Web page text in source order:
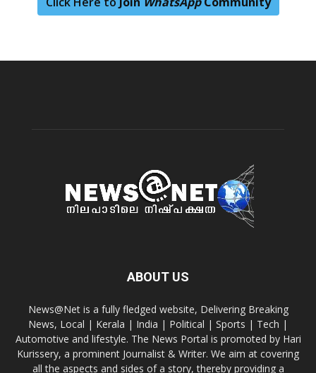
ABOUT US
News@Net is a fully fledged website, Delivering Breaking
News, Local | Kerala | India | Political | Sports | Tech |
Automotive and lifestyle. The News Portal is promoted by Hari
Kurissery, a prominent Journalist & Writer. We aim at covering
all the aspects and sides of a story, thereby providing a